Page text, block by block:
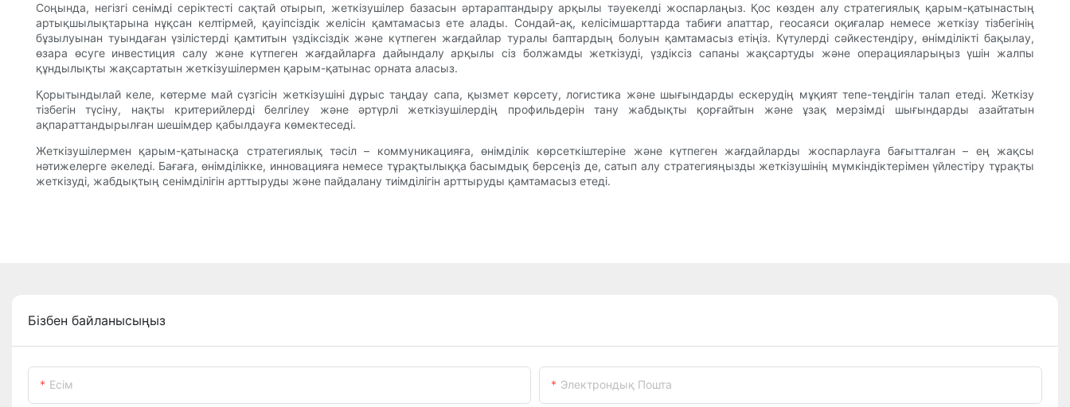
Соңында, негізгі сенімді серіктесті сақтай отырып, жеткізушілер базасын әртараптандыру арқылы тәуекелді жоспарлаңыз. Қос көзден алу стратегиялық қарым-қатынастың
артықшылықтарына нұқсан келтірмей, қауіпсіздік желісін қамтамасыз ете алады. Сондай-ақ, келісімшарттарда табиғи апаттар, геосаяси оқиғалар немесе жеткізу тізбегінің
бұзылуынан туындаған үзілістерді қамтитын үздіксіздік және күтпеген жағдайлар туралы баптардың болуын қамтамасыз етіңіз. Күтулерді сәйкестендіру, өнімділікті бақылау,
өзара өсуге инвестиция салу және күтпеген жағдайларға дайындалу арқылы сіз болжамды жеткізуді, үздіксіз сапаны жақсартуды және операцияларыңыз үшін жалпы
құндылықты жақсартатын жеткізушілермен қарым-қатынас орната аласыз.
Қорытындылай келе, көтерме май сүзгісін жеткізушіні дұрыс таңдау сапа, қызмет көрсету, логистика және шығындарды ескерудің мұқият тепе-теңдігін талап етеді. Жеткізу
тізбегін түсіну, нақты критерийлерді белгілеу және әртүрлі жеткізушілердің профильдерін тану жабдықты қорғайтын және ұзақ мерзімді шығындарды азайтатын
ақпараттандырылған шешімдер қабылдауға көмектеседі.
Жеткізушілермен қарым-қатынасқа стратегиялық тәсіл – коммуникацияға, өнімділік көрсеткіштеріне және күтпеген жағдайларды жоспарлауға бағытталған – ең жақсы
нәтижелерге әкеледі. Бағаға, өнімділікке, инновацияға немесе тұрақтылыққа басымдық берсеңіз де, сатып алу стратегияңызды жеткізушінің мүмкіндіктерімен үйлестіру тұрақты
жеткізуді, жабдықтың сенімділігін арттыруды және пайдалану тиімділігін арттыруды қамтамасыз етеді.
Бізбен байланысыңыз
Есім Электрондық Пошта